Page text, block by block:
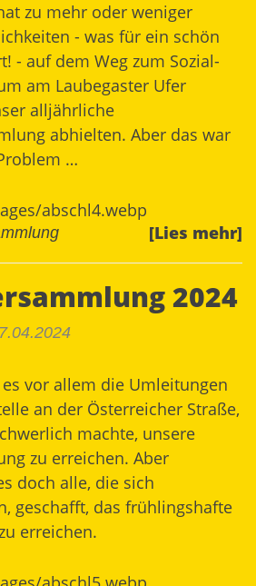
zu mehr oder weniger
- was für ein schön
- auf dem Weg zum Sozial-
am Laubegaster Ufer
alljährliche
abhielten. Aber das war
…
[Lies mehr]
2024
vor allem die Umleitungen
an der Österreicher Straße,
machte, unsere
zu erreichen. Aber
doch alle, die sich
geschafft, das frühlingshafte
erreichen.